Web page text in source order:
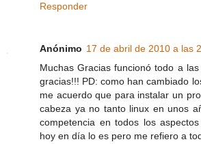
Responder
Anónimo 17 de abril de 2010 a las
Muchas Gracias funcionó todo a
gracias!!! PD: como han cambiado
me acuerdo que para instalar un
cabeza ya no tanto linux en unos
competencia en todos los
hoy en día lo es pero me refiero a